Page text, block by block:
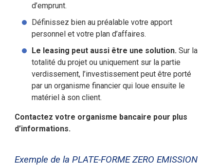
d’emprunt.
Définissez bien au préalable votre apport
personnel et votre plan d’affaires.
Le leasing peut aussi être une solution. Sur la
totalité du projet ou uniquement sur la partie
verdissement, l’investissement peut être porté
par un organisme financier qui loue ensuite le
matériel à son client.
Contactez votre organisme bancaire pour plus
d’informations.
Exemple de la PLATE-FORME ZERO EMISSION